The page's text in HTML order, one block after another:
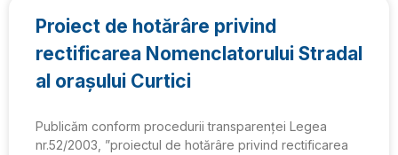
Proiect de hotărâre privind
rectificarea Nomenclatorului Stradal
al orașului Curtici
Publicăm conform procedurii transparenței Legea
nr.52/2003, ”proiectul de hotărâre privind rectificarea